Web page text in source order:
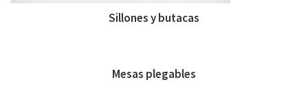
Sillones y butacas
Mesas plegables